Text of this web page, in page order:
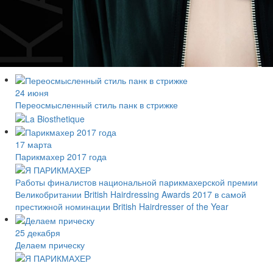
24 июня
Переосмысленный стиль панк в стрижке
17 марта
Парикмахер 2017 года
Работы финалистов национальной парикмахерской премии
Великобритании British Hairdressing Awards 2017 в самой
престижной номинации British Hairdresser of the Year
25 декабря
Делаем прическу